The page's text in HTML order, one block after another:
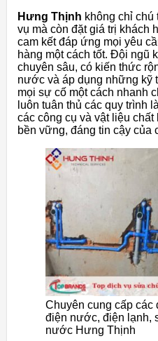
Hưng Thịnh không chỉ
vụ mà còn đặt giá trị khách
cam kết đáp ứng mọi yêu
hàng một cách tốt. Đội ngũ
chuyên sâu, có kiến thức
nước và áp dụng những kỹ
mọi sự cố một cách nhanh
luôn tuân thủ các quy trình
các công cụ và vật liệu
bền vững, đáng tin cậy của
Chuyên cung cấp các
điện nước, điện lạnh,
nước Hưng Thịnh